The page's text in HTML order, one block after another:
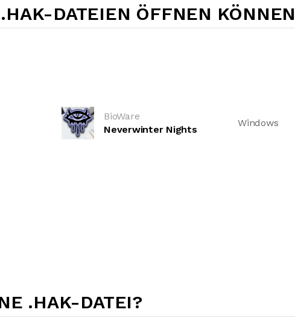
DATEIEN ÖFFNEN KÖNNEN
BioWare
Neverwinter Nights
Windows
.HAK-DATEI?